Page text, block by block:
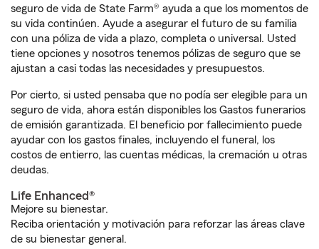
seguro de vida de State Farm® ayuda a que los momentos de
su vida continúen. Ayude a asegurar el futuro de su familia
con una póliza de vida a plazo, completa o universal. Usted
tiene opciones y nosotros tenemos pólizas de seguro que se
ajustan a casi todas las necesidades y presupuestos.
Por cierto, si usted pensaba que no podía ser elegible para un
seguro de vida, ahora están disponibles los Gastos funerarios
de emisión garantizada. El beneficio por fallecimiento puede
ayudar con los gastos finales, incluyendo el funeral, los
costos de entierro, las cuentas médicas, la cremación u otras
deudas.
Life Enhanced®
Mejore su bienestar.
Reciba orientación y motivación para reforzar las áreas clave
de su bienestar general.